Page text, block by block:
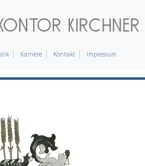
Karriere Kontakt Impressum